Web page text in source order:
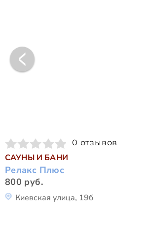
0 отзывов
САУНЫ И БАНИ
Релакс Плюс
800 руб.
Киевская улица, 19б